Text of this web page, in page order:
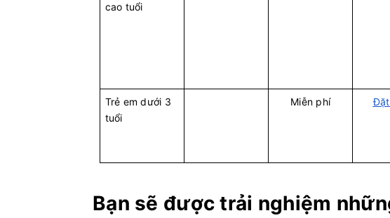
cao tuổi
Trẻ em dưới 3
tuổi
Miễn phí
Bạn sẽ được trải nghiệm